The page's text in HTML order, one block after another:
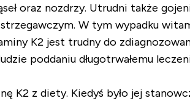
oraz nozdrzy. Utrudni także
W tym wypadku
K2 jest trudny do
poddaniu długotrwałemu
K2 z diety. Kiedyś było jej